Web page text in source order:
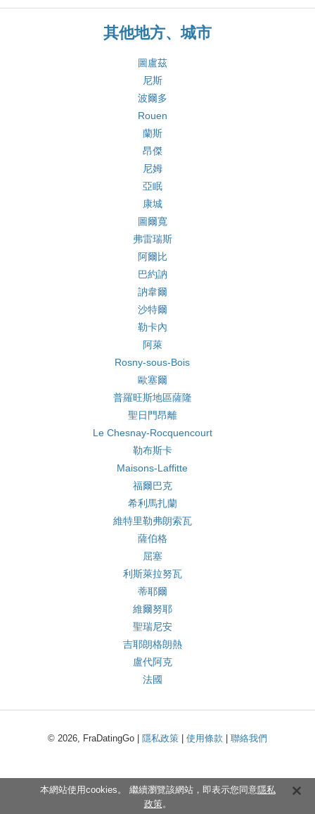
其他地方、城市
圖盧茲
尼斯
波爾多
Rouen
蘭斯
昂傑
尼姆
亞眠
康城
圖爾寬
弗雷瑞斯
阿爾比
巴約訥
訥韋爾
沙特爾
勒卡內
阿萊
Rosny-sous-Bois
歐塞爾
普羅旺斯地區薩隆
聖日門昂離
Le Chesnay-Rocquencourt
勒布斯卡
Maisons-Laffitte
福爾巴克
希利馬扎蘭
維特里勒弗朗索瓦
薩伯格
屈塞
利斯萊拉努瓦
蒂耶爾
維爾努耶
聖瑞尼安
吉耶朗格朗熱
盧代阿克
法國
© 2026, FraDatingGo | 隱私政策 使用條款 聯絡我們
本網站使用cookies。 繼續瀏覽該網站，即表示您同意隱私
政策。